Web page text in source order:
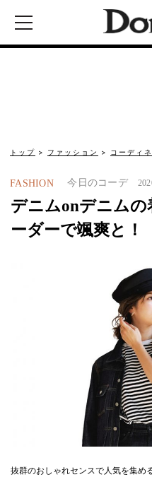
トップ ファッション コーディ
FASHION 今日のコーデ
デニムonデニム
ーダーで颯爽と！
抜群のおしゃれセンスで人気を集め